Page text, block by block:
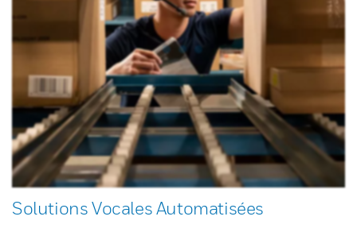
Solutions Vocales Automatisées